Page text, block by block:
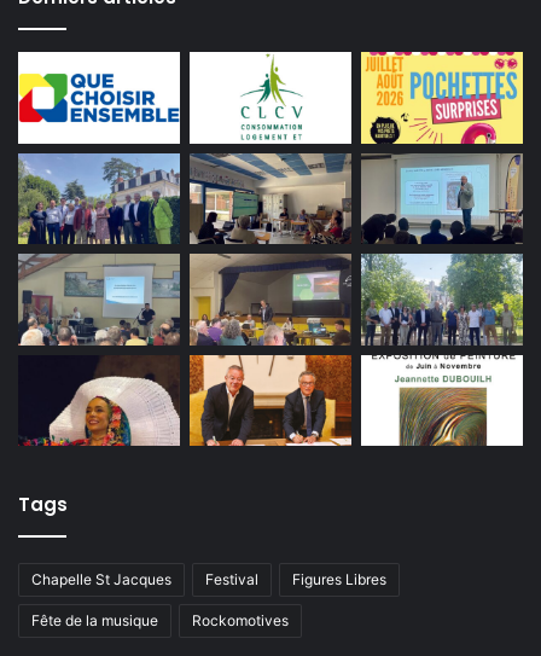
Tags
Chapelle St Jacques Festival Figures Libres
Fête de la musique Rockomotives